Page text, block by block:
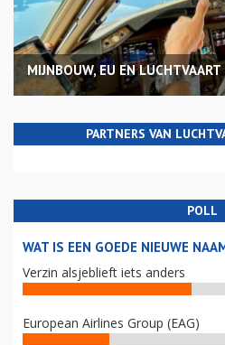
MIJNBOUW, EU EN LUCHTVAART
PARTNERS VAN
POLL
WAT IS EEN GOEDE NIEUWE
Verzin alsjeblieft iets anders
European Airlines Group (EAG)